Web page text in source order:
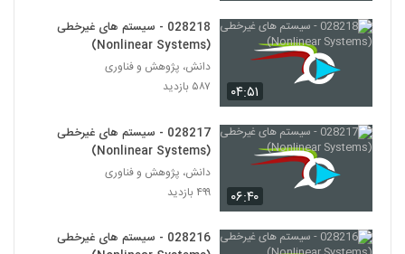
225
(Complex Engineered Systems)
۵۲۳ بازدید
028237 - سیستم های مهندسی شده پیچیده
(Complex Engineered Systems)
۵۷۳ بازدید
028238 - سیستم های مهندسی شده پیچیده
228
(Complex Engineered Systems)
۵۰۵ بازدید
۰۴:۵۱
028218 - سیستم های غیرخطی
(Nonlinear Systems)
دانش، پژوهش و فناوری
۵۸۷ بازدید
۰۶:۴۰
028217 - سیستم های غیرخطی
(Nonlinear Systems)
دانش، پژوهش و فناوری
۴۹۹ بازدید
028216 - سیستم های غیرخطی